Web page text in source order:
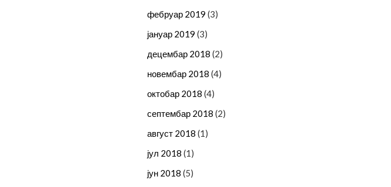
фебруар 2019 (3)
јануар 2019 (3)
децембар 2018 (2)
новембар 2018 (4)
октобар 2018 (4)
септембар 2018 (2)
август 2018 (1)
јул 2018 (1)
јун 2018 (5)